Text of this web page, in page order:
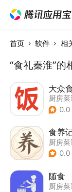
首页 软件 相
“食礼秦淮”的
大众
厨房菜
0.0
食养
厨房菜
0.0
随食
厨房